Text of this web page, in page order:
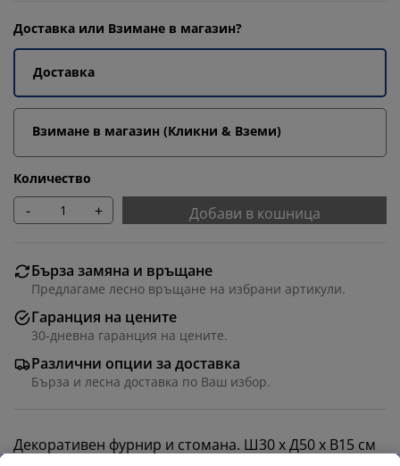
Доставка или Взимане в магазин?
Доставка
Взимане в магазин (Кликни & Вземи)
Количество
- + Добави в кошница
Бърза замяна и връщане
Предлагаме лесно връщане на избрани артикули.
Гаранция на цените
30-дневна гаранция на цените.
Различни опции за доставка
Бърза и лесна доставка по Ваш избор.
Декоративен фурнир и стомана. Ш30 x Д50 x В15 см